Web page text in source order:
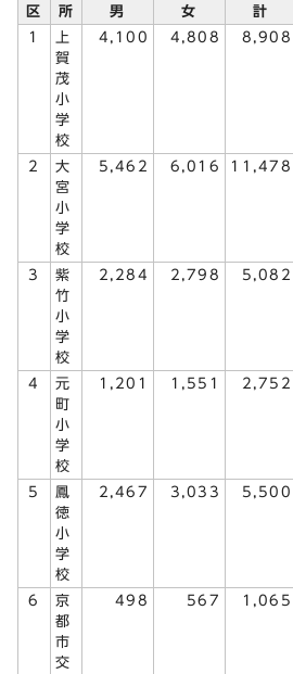
区
所
男 女 計
1
上
賀
茂
小
学
校
4,100 4,808 8,908
2
大
宮
小
学
校
5,462 6,016 11,478
3
紫
竹
小
学
校
2,284 2,798 5,082
4
元
町
小
学
校
1,201 1,551 2,752
5
鳳
徳
小
学
校
2,467 3,033 5,500
6
京
都
市
交
498 567 1,065